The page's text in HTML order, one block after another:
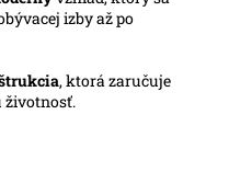
izby až po
, ktorá zaručuje
životnosť.